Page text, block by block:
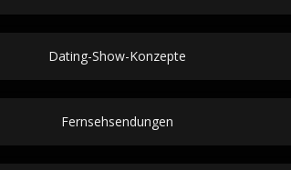
Dating-Show-Konzepte
Fernsehsendungen